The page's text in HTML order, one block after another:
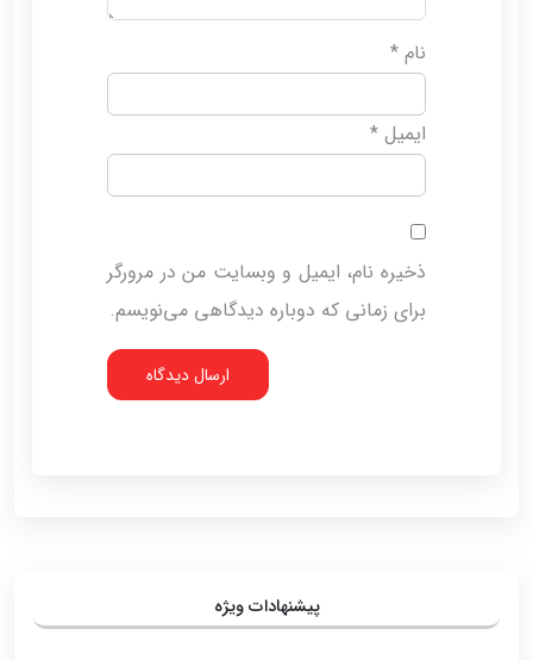
نام *
ایمیل *
ذخیره نام، ایمیل و وبسایت من در مرورگر
برای زمانی که دوباره دیدگاهی می‌نویسم.
پیشنهادات ویژه